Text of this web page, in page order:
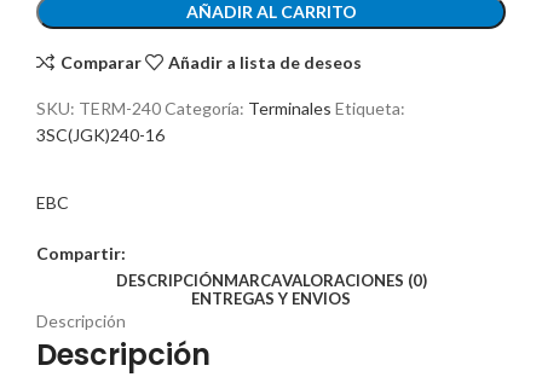
AÑADIR AL CARRITO
Comparar Añadir a lista de deseos
SKU: TERM-240Categoría: Terminales Etiqueta:
3SC(JGK)240-16
EBC
Compartir:
DESCRIPCIÓNMARCAVALORACIONES (0)
ENTREGAS Y ENVIOS
Descripción
Descripción